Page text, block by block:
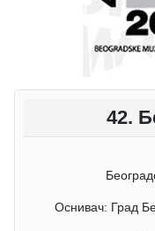
42.
Оснивач: Град